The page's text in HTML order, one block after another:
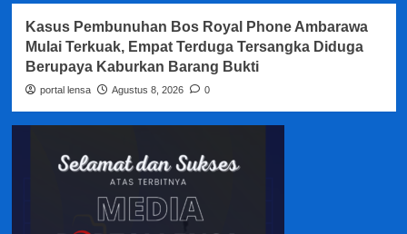
Kasus Pembunuhan Bos Royal Phone Ambarawa
Mulai Terkuak, Empat Terduga Tersangka Diduga
Berupaya Kaburkan Barang Bukti
portal lensa Agustus 8, 2026 0